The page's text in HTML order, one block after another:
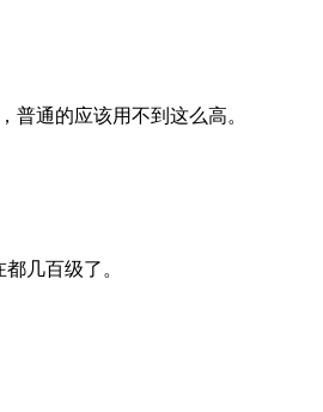
普通的应该用不到这么高。
几百级了。